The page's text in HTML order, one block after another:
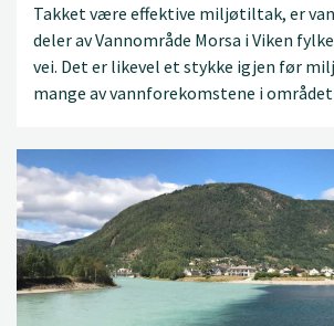
Takket være effektive miljøtiltak, er
deler av Vannområde Morsa i Viken
vei. Det er likevel et stykke igjen før
mange av vannforekomstene i området